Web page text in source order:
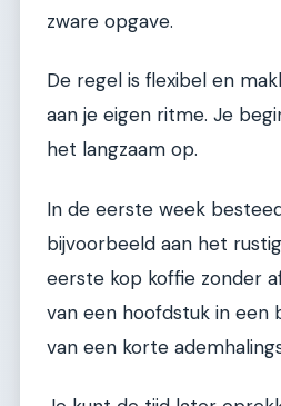
zware opgave.
De regel is flexibel en
aan je eigen ritme. Je
het langzaam op.
In de eerste week
bijvoorbeeld aan het
eerste kop koffie zonder
van een hoofdstuk in een
van een korte